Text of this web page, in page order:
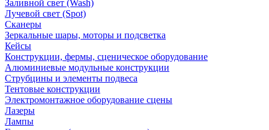
Заливной свет (Wash)
Лучевой свет (Spot)
Сканеры
Зеркальные шары, моторы и подсветка
Кейсы
Конструкции, фермы, сценическое оборудование
Алюминиевые модульные конструкции
Струбцины и элементы подвеса
Тентовые конструкции
Электромонтажное оборудование сцены
Лазеры
Лампы